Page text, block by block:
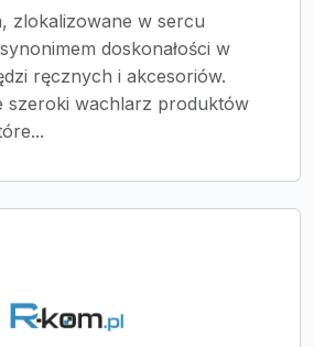
zlokalizowane w sercu
doskonałości w
ręcznych i akcesoriów.
szeroki wachlarz produktów